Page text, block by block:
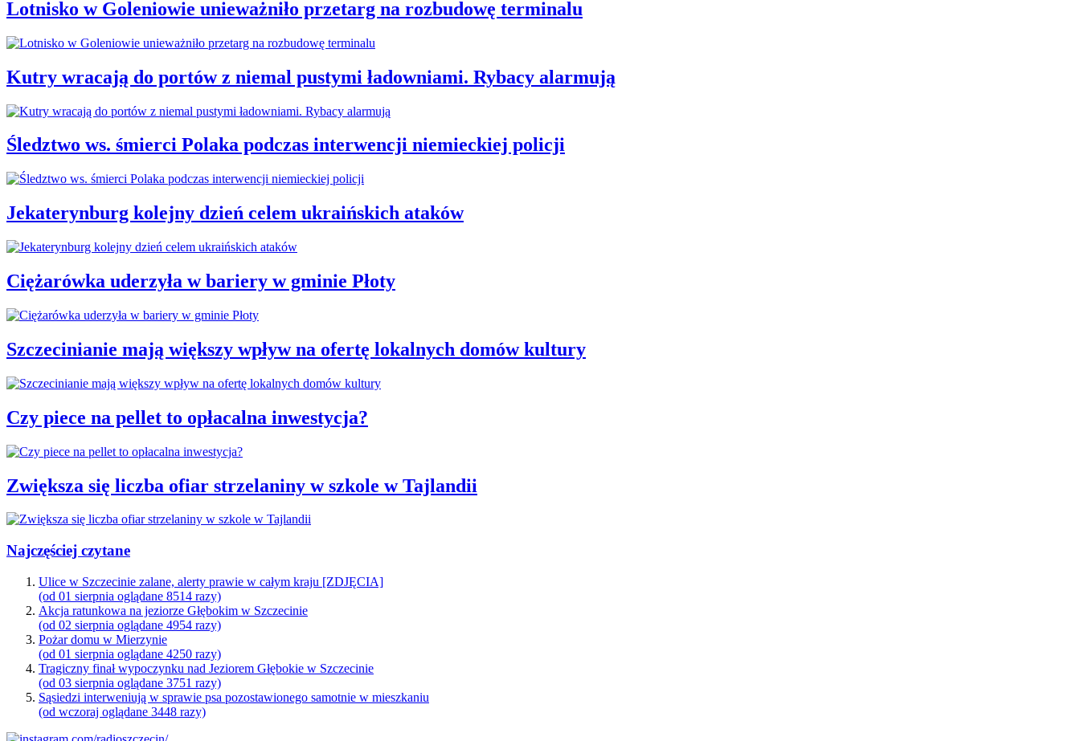
Lotnisko w Goleniowie unieważniło przetarg na rozbudowę terminalu
Kutry wracają do portów z niemal pustymi ładowniami. Rybacy alarmują
Śledztwo ws. śmierci Polaka podczas interwencji niemieckiej policji
Jekaterynburg kolejny dzień celem ukraińskich ataków
Ciężarówka uderzyła w bariery w gminie Płoty
Szczecinianie mają większy wpływ na ofertę lokalnych domów kultury
Czy piece na pellet to opłacalna inwestycja?
Zwiększa się liczba ofiar strzelaniny w szkole w Tajlandii
Najczęściej czytane
Ulice w Szczecinie zalane, alerty prawie w całym kraju [ZDJĘCIA]
(od 01 sierpnia oglądane 8514 razy)
Akcja ratunkowa na jeziorze Głębokim w Szczecinie
(od 02 sierpnia oglądane 4954 razy)
Pożar domu w Mierzynie
(od 01 sierpnia oglądane 4250 razy)
Tragiczny finał wypoczynku nad Jeziorem Głębokie w Szczecinie
(od 03 sierpnia oglądane 3751 razy)
Sąsiedzi interweniują w sprawie psa pozostawionego samotnie w mieszkaniu
(od wczoraj oglądane 3448 razy)